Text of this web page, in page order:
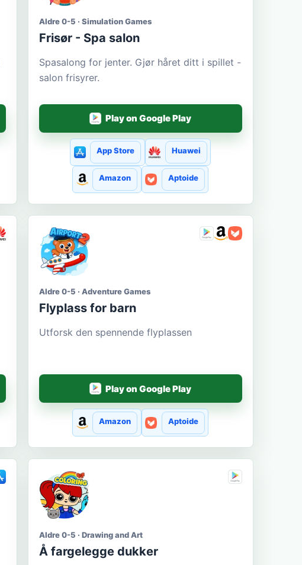
Aldre 0-5 · Simulation Games
Frisør - Spa salon
Spasalong for jenter. Gjør håret ditt i spillet -
salon frisyrer.
Play on Google Play
App Store Huawei
Amazon Aptoide
Aldre 0-5 · Adventure Games
Flyplass for barn
Utforsk den spennende flyplassen
Play on Google Play
Amazon Aptoide
Aldre 0-5 · Drawing and Art
Å fargelegge dukker